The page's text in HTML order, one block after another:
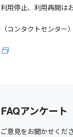
用停止、利用再開は
コンタクトセンター
FAQアンケート
意見をお聞かせくださ